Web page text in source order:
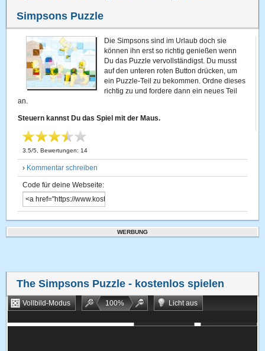
Simpsons Puzzle
Die Simpsons sind im Urlaub doch sie
können ihn erst so richtig genießen wenn
Du das Puzzle vervollständigst. Du musst
auf den unteren roten Button drücken, um
ein Puzzle-Teil zu bekommen. Ordne dieses
richtig zu und fordere dann ein neues Teil
an.
Steuern kannst Du das Spiel mit der Maus.
3.5/5 , Bewertungen: 14
› Kommentar schreiben
Code für deine Webseite:
WERBUNG
The Simpsons Puzzle - kostenlos spielen
Vollbild-Modus 100%
Licht aus